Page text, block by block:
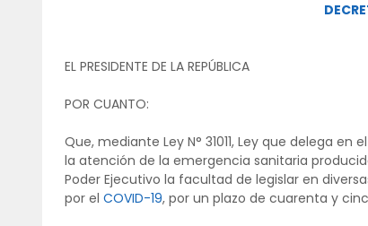
EL PRESIDENTE DE LA REPÚBLICA
POR CUANTO:
Que, mediante Ley N° 31011, Ley que delega
la atención de la emergencia sanitaria
Poder Ejecutivo la facultad de legislar en
por el COVID-19, por un plazo de cuarenta y